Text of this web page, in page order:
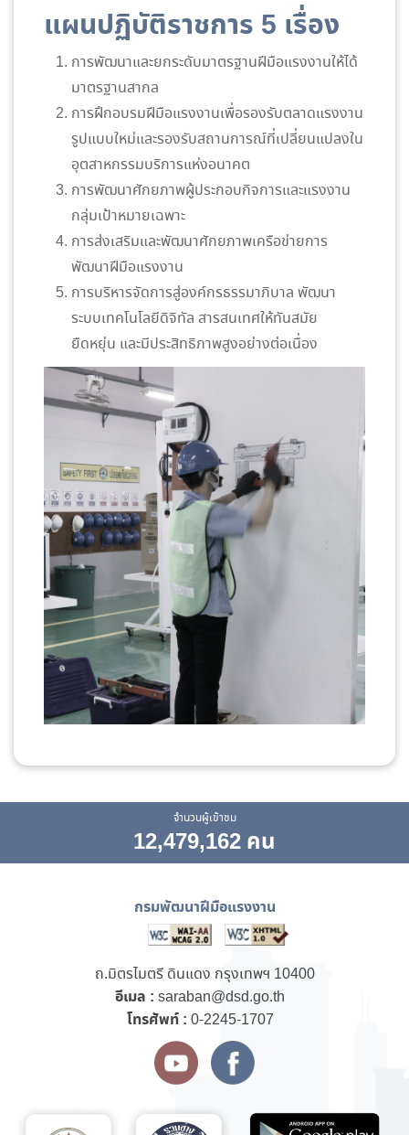
แผนปฏิบัติราชการ 5 เรื่อง
การพัฒนาและยกระดับมาตรฐานฝีมือแรงงานให้ได้
มาตรฐานสากล
การฝึกอบรมฝีมือแรงงานเพื่อรองรับตลาดแรงงาน
รูปแบบใหม่และรองรับสถานการณ์ที่เปลี่ยนแปลงใน
อุตสาหกรรมบริการแห่งอนาคต
การพัฒนาศักยภาพผู้ประกอบกิจการและแรงงาน
กลุ่มเป้าหมายเฉพาะ
การส่งเสริมและพัฒนาศักยภาพเครือข่ายการ
พัฒนาฝีมือแรงงาน
การบริหารจัดการสู่องค์กรธรรมาภิบาล พัฒนา
ระบบเทคโนโลยีดิจิทัล สารสนเทศให้ทันสมัย
ยืดหยุ่น และมีประสิทธิภาพสูงอย่างต่อเนื่อง
จำนวนผู้เข้าชม
12,479,162 คน
กรมพัฒนาฝีมือแรงงาน
ถ.มิตรไมตรี ดินแดง กรุงเทพฯ 10400
อีเมล : saraban@dsd.go.th
โทรศัพท์ : 0-2245-1707